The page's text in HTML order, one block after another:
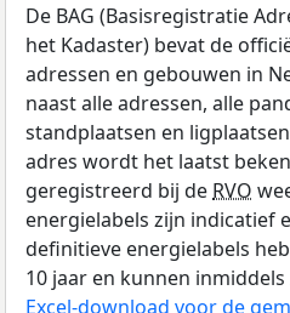
De BAG (Basisregistratie
het Kadaster) bevat de
adressen en gebouwen in
naast alle adressen, alle
standplaatsen en
adres wordt het laatst
geregistreerd bij de RVO
energielabels zijn indicatief
definitieve energielabels
10 jaar en kunnen
Excel-download voor de